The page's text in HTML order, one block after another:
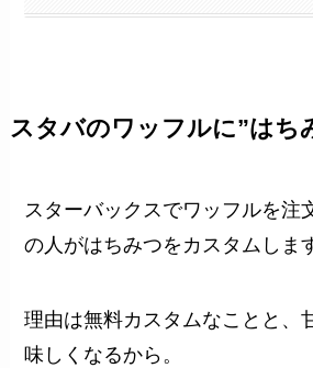
スタバのワッフルに”はち
スターバックスでワッフルを注
の人がはちみつをカスタムしま
理由は無料カスタムなことと、
味しくなるから。